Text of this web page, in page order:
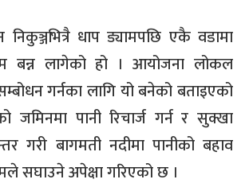
निकुञ्जभित्रै धाप ड्यामपछि एकै वडामा
बन्न लागेको हो । आयोजना लोकल
गर्नका लागि यो बनेको बताइएको
जमिनमा पानी रिचार्ज गर्न र सुक्खा
गरी बागमती नदीमा पानीको बहाव
सघाउने अपेक्षा गरिएको छ ।